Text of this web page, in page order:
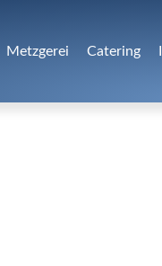
Metzgerei Catering